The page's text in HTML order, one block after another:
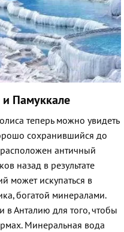
Памуккале
теперь можно увидеть
сохранившийся до
античный
назад в результате
может искупаться в
богатой минералами.
в Анталию для того, чтобы
Минеральная вода